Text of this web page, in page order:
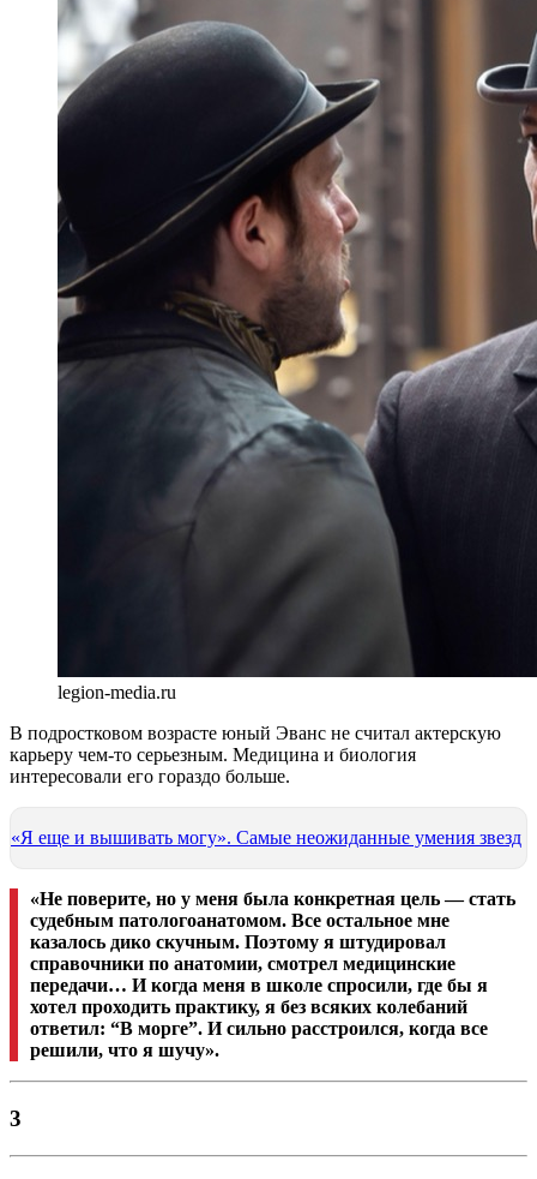
legion-media.ru
В подростковом возрасте юный Эванс не считал актерскую
карьеру чем-то серьезным. Медицина и биология
интересовали его гораздо больше.
«Я еще и вышивать могу». Самые неожиданные умения звезд
«Не поверите, но у меня была конкретная цель — стать
судебным патологоанатомом. Все остальное мне
казалось дико скучным. Поэтому я штудировал
справочники по анатомии, смотрел медицинские
передачи… И когда меня в школе спросили, где бы я
хотел проходить практику, я без всяких колебаний
ответил: “В морге”. И сильно расстроился, когда все
решили, что я шучу».
3